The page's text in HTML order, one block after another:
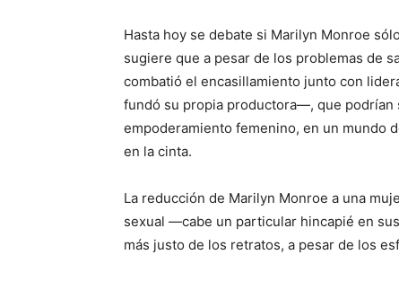
Hasta hoy se debate si Marilyn Monroe
sugiere que a pesar de los problemas de
combatió el encasillamiento junto con
fundó su propia productora—, que
empoderamiento femenino, en un mundo
en la cinta.
La reducción de Marilyn Monroe a una
sexual —cabe un particular hincapié en
más justo de los retratos, a pesar de los